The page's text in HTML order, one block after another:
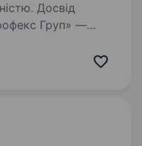
Досвід
матеріалів,